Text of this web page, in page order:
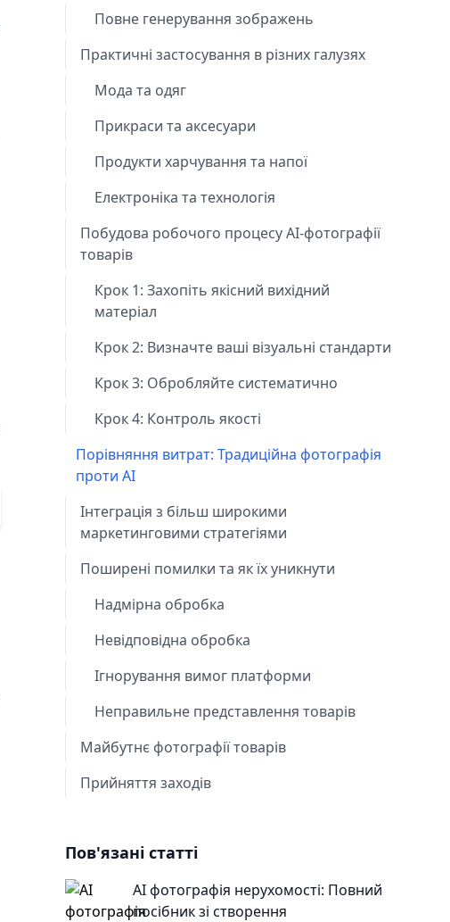
Повне генерування зображень
Практичні застосування в різних галузях
Мода та одяг
Прикраси та аксесуари
Продукти харчування та напої
Електроніка та технологія
Побудова робочого процесу AI-фотографії
товарів
Крок 1: Захопіть якісний вихідний
матеріал
Крок 2: Визначте ваші візуальні стандарти
Крок 3: Обробляйте систематично
Крок 4: Контроль якості
Порівняння витрат: Традиційна фотографія
проти AI
Інтеграція з більш широкими
маркетинговими стратегіями
Поширені помилки та як їх уникнути
Надмірна обробка
Невідповідна обробка
Ігнорування вимог платформи
Неправильне представлення товарів
Майбутнє фотографії товарів
Прийняття заходів
Пов'язані статті
AI фотографія нерухомості: Повний
посібник зі створення